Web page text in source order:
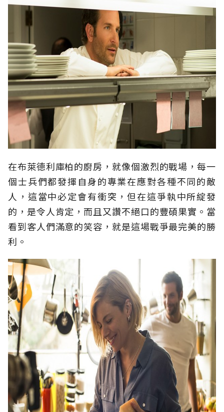
在布萊德利庫柏的廚房，就像個激烈的戰場，每一
個士兵們都發揮自身的專業在應對各種不同的敵
人，這當中必定會有衝突，但在這爭執中所綻發
的，是令人肯定，而且又讚不絕口的豐碩果實。當
看到客人們滿意的笑容，就是這場戰爭最完美的勝
利。